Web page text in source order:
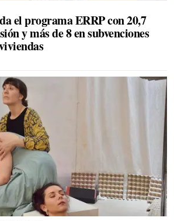
el programa ERRP con 20,7
y más de 8 en subvenciones